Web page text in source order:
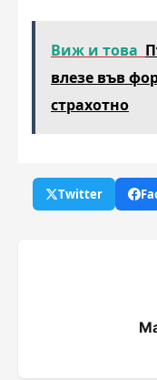
Виж и това
влезе във
страхотно
Twitter